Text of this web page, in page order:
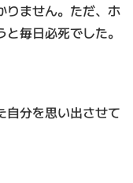
りません。ただ、ホ
毎日必死でした。
自分を思い出させて